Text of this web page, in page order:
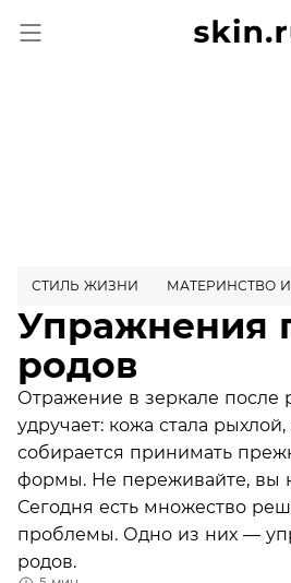
СТИЛЬ ЖИЗНИ МАТЕРИНСТВО
Упражнения
родов
Отражение в зеркале после
удручает: кожа стала
собирается принимать
формы. Не переживайте, вы
Сегодня есть множество
проблемы. Одно из них —
родов.